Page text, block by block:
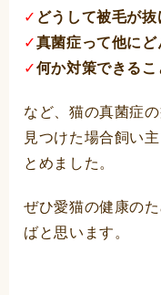
✓ どうして被毛が
✓真菌症って他にど
✓何か対策できるこ
など、猫の真菌症
見つけた場合飼い
とめました。
ぜひ愛猫の健康の
ばと思います。